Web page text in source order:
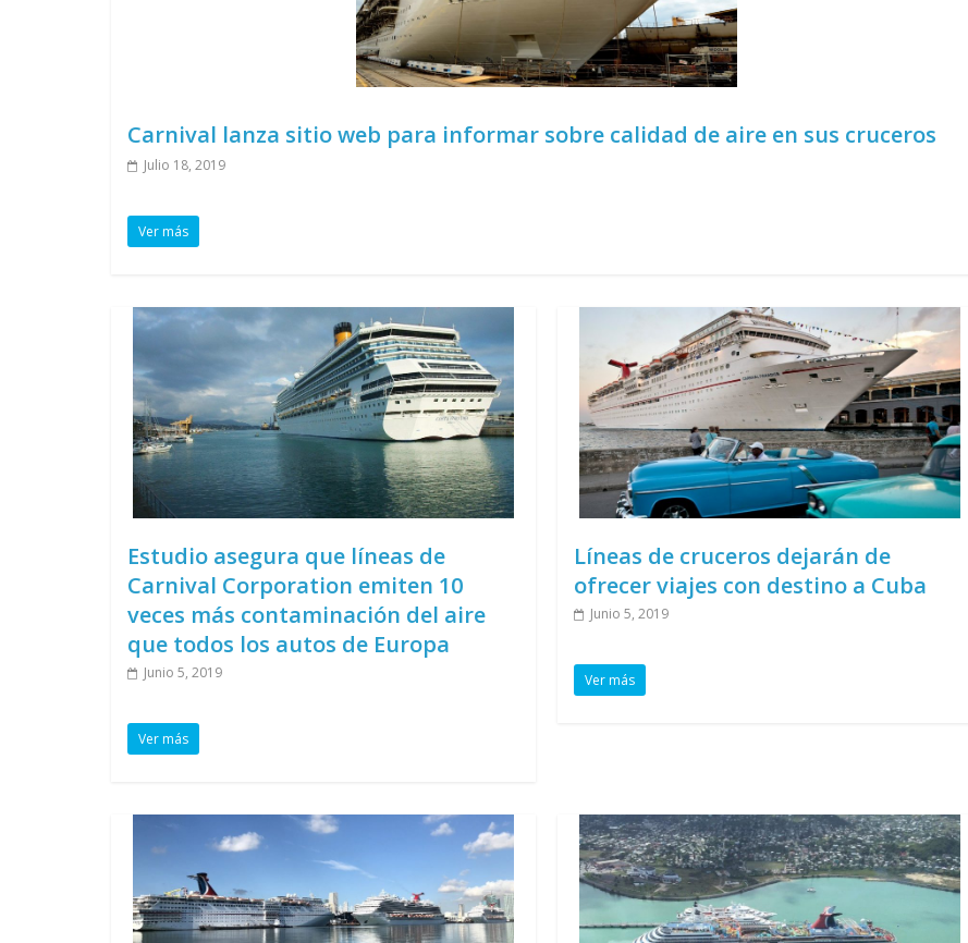
Carnival lanza sitio web para informar sobre calidad de aire en sus cruceros
Julio 18, 2019
Ver más
Estudio asegura que líneas de
Carnival Corporation emiten 10
veces más contaminación del aire
que todos los autos de Europa
Junio 5, 2019
Ver más
Líneas de cruceros dejarán de
ofrecer viajes con destino a Cuba
Junio 5, 2019
Ver más